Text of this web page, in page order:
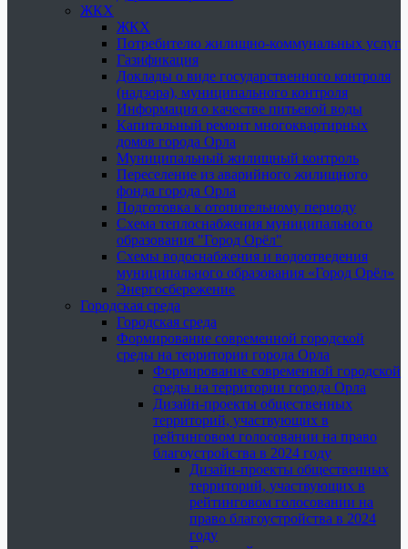
ЖКХ
ЖКХ
Потребителю жилищно-коммунальных услуг
Газификация
Доклады о виде государственного контроля
(надзора), муниципального контроля
Информация о качестве питьевой воды
Капитальный ремонт многоквартирных
домов города Орла
Муниципальный жилищный контроль
Переселение из аварийного жилищного
фонда города Орла
Подготовка к отопительному периоду
Схема теплоснабжения муниципального
образования "Город Орёл"
Схемы водоснабжения и водоотведения
муниципального образования «Город Орёл»
Энергосбережение
Городская среда
Городская среда
Формирование современной городской
среды на территории города Орла
Формирование современной городской
среды на территории города Орла
Дизайн-проекты общественных
территорий, участвующих в
рейтинговом голосовании на право
благоустройства в 2024 году
Дизайн-проекты общественных
территорий, участвующих в
рейтинговом голосовании на
право благоустройства в 2024
году